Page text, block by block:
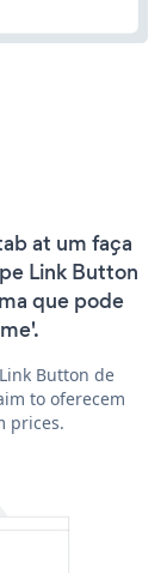
at um faça
Link Button
que pode
Button de
to oferecem
prices.